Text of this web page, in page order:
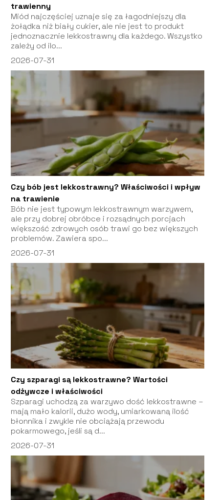
trawienny
Miód najczęściej uznaje się za łagodniejszy dla
żołądka niż biały cukier, ale nie jest to produkt
jednoznacznie lekkostrawny dla każdego. Wszystko
zależy od ilo...
2026-07-31
Czy bób jest lekkostrawny? Właściwości i wpływ
na trawienie
Bób nie jest typowym lekkostrawnym warzywem,
ale przy dobrej obróbce i rozsądnych porcjach
większość zdrowych osób trawi go bez większych
problemów. Zawiera spo...
2026-07-31
Czy szparagi są lekkostrawne? Wartości
odżywcze i właściwości
Szparagi uchodzą za warzywo dość lekkostrawne –
mają mało kalorii, dużo wody, umiarkowaną ilość
błonnika i zwykle nie obciążają przewodu
pokarmowego, jeśli są d...
2026-07-31